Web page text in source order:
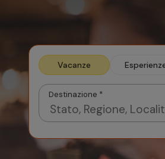
Vacanze
Destinazione *